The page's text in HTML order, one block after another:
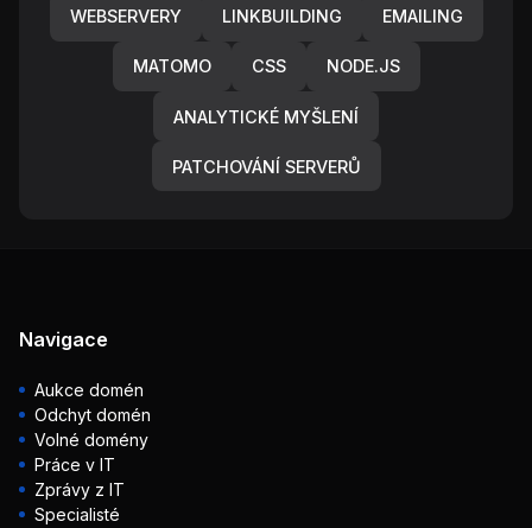
WEBSERVERY LINKBUILDING EMAILING
MATOMO CSS NODE.JS
ANALYTICKÉ MYŠLENÍ
PATCHOVÁNÍ SERVERŮ
Navigace
Aukce domén
Odchyt domén
Volné domény
Práce v IT
Zprávy z IT
Specialisté